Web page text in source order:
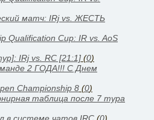
матч: IRj vs. ЖЕСТЬ
Qualification Cup: IR vs. AoS
IRj vs. RC [21:1] (0)
2 ГОДА!!! С Днем
Championship 8 (0)
таблица после 7 тура